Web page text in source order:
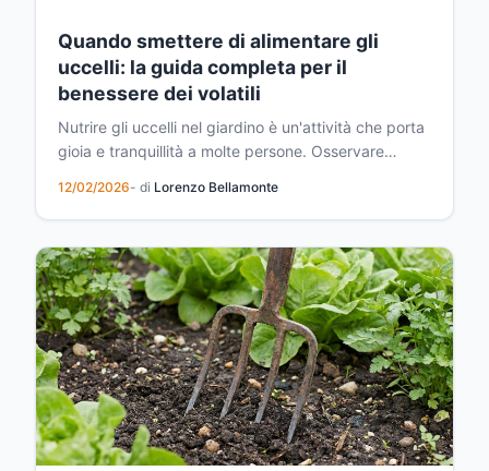
Quando smettere di alimentare gli
uccelli: la guida completa per il
benessere dei volatili
Nutrire gli uccelli nel giardino è un'attività che porta
gioia e tranquillità a molte persone. Osservare
momento di connessione con la natura. Tuttavia,
anche questa pratica apparentemente innocua ha
un momento giusto e uno sbagliato. Gli esperti...
12/02/2026- di Lorenzo Bellamonte